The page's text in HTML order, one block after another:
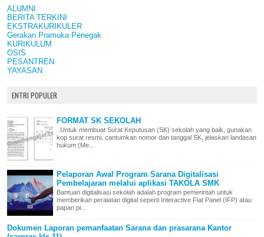
ALUMNI
BERITA TERKINI
EKSTRAKURIKULER
Gerakan Pramuka Penegak
KURIKULUM
OSIS
PESANTREN
YAYASAN
ENTRI POPULER
FORMAT SK SEKOLAH
Untuk membuat Surat Keputusan (SK) sekolah yang baik, gunakan
kop surat resmi, cantumkan nomor dan tanggal SK, jelaskan landasan
hukum (Me...
Pelaporan Awal Program Sarana Digitalisasi
Pembelajaran melalui aplikasi TAKOLA SMK
Bantuan digitalisasi sekolah adalah program pemerintah untuk
memberikan peralatan digital seperti Interactive Flat Panel (IFP) atau
papan pi...
Dokumen Laporan pemanfaatan Sarana dan prasarana Kantor